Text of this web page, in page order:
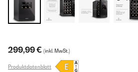
299,99 € (inkl. MwSt.)
Produktdatenblatt